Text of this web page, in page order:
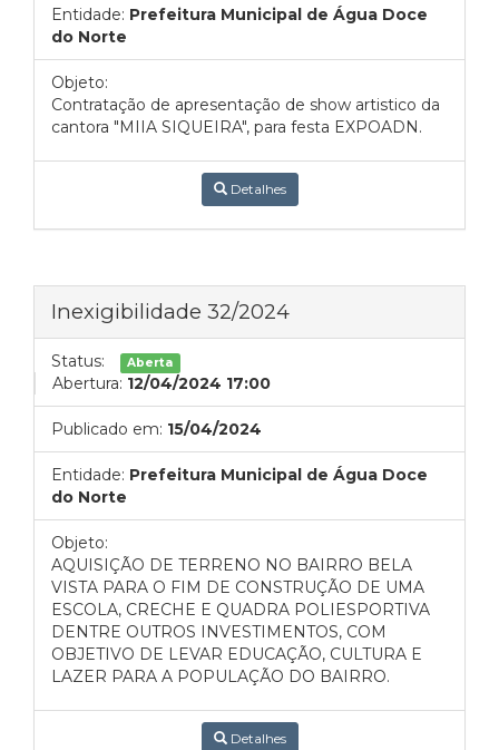
Entidade: Prefeitura Municipal de Água Doce
do Norte
Objeto:
Contratação de apresentação de show artistico da
cantora "MIIA SIQUEIRA", para festa EXPOADN.
Detalhes
Inexigibilidade 32/2024
Status: Aberta
Abertura: 12/04/2024 17:00
Publicado em: 15/04/2024
Entidade: Prefeitura Municipal de Água Doce
do Norte
Objeto:
AQUISIÇÃO DE TERRENO NO BAIRRO BELA
VISTA PARA O FIM DE CONSTRUÇÃO DE UMA
ESCOLA, CRECHE E QUADRA POLIESPORTIVA
DENTRE OUTROS INVESTIMENTOS, COM
OBJETIVO DE LEVAR EDUCAÇÃO, CULTURA E
LAZER PARA A POPULAÇÃO DO BAIRRO.
Detalhes